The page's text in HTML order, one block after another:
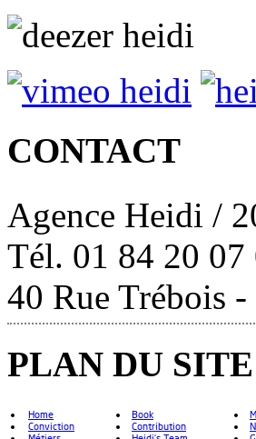
CONTACT
Agence Heidi /
Tél. 01 84 20 07
40 Rue Trébois
PLAN DU SITE
Home
Conviction
Book
Contribution